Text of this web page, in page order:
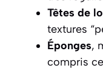
Têtes de
textures
Éponges,
compris